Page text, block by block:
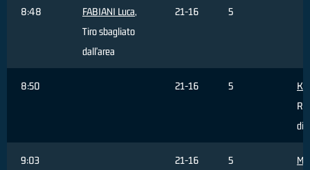
8:48 FABIANI Luca,
Tiro sbagliato
dall'area
21-16 5
8:50 21-16 5
9:03 21-16 5